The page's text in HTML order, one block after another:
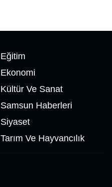
Eğitim
Ekonomi
Kültür Ve Sanat
Samsun Haberleri
Siyaset
Tarım Ve Hayvancılık